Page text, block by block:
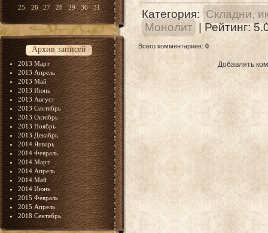
25
26 27 28 29 30 31
Архив записей
2013 Март
2013 Апрель
2013 Май
2013 Июнь
2013 Август
2013 Сентябрь
2013 Октябрь
2013 Ноябрь
2013 Декабрь
2014 Январь
2014 Февраль
2014 Март
2014 Апрель
2014 Май
2014 Июнь
2015 Февраль
2015 Апрель
2018 Сентябрь
Категория: Складни,
Монолит
Рейтинг:
Всего комментариев: 0
Добавлять